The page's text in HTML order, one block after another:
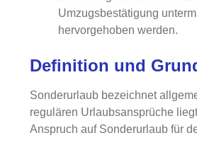
Umzugsbestätigung
hervorgehoben werden.
Definition und
Sonderurlaub bezeichnet
regulären Urlaubsansprüche
Anspruch auf Sonderurlaub für